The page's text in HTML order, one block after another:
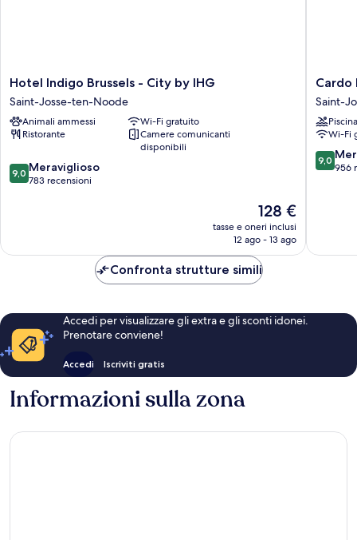
Hotel
Indigo
Brussels
-
City
IHG
Saint-
Hotel Indigo Brussels - City by IHG
Saint-Josse-ten-Noode
Animali ammessi
Wi-Fi gratuito
Ristorante
Camere comunicanti
disponibili
9.0
su
9,0 Meraviglioso
783 recensioni
Il
prezzo
attuale
128 €
128 €
tasse e oneri inclusi
12 ago - 13 ago
Cardo
Saint-
Josse-
ten-
Cardo
Saint-
Piscina
Wi-Fi
9.0
su
9,0
956
Confronta strutture simili
Accedi per visualizzare gli extra e gli sconti idonei.
Prenotare conviene!
Accedi Iscriviti gratis
Informazioni sulla zona